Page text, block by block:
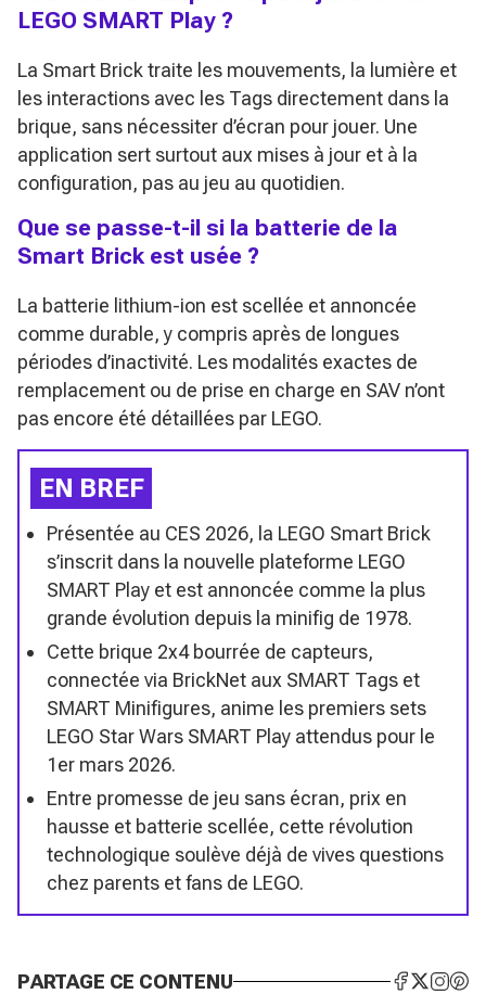
LEGO SMART Play ?
La Smart Brick traite les mouvements, la lumière et
les interactions avec les Tags directement dans la
brique, sans nécessiter d’écran pour jouer. Une
application sert surtout aux mises à jour et à la
configuration, pas au jeu au quotidien.
Que se passe-t-il si la batterie de la
Smart Brick est usée ?
La batterie lithium-ion est scellée et annoncée
comme durable, y compris après de longues
périodes d’inactivité. Les modalités exactes de
remplacement ou de prise en charge en SAV n’ont
pas encore été détaillées par LEGO.
EN BREF
Présentée au CES 2026, la LEGO Smart Brick
s’inscrit dans la nouvelle plateforme LEGO
SMART Play et est annoncée comme la plus
grande évolution depuis la minifig de 1978.
Cette brique 2x4 bourrée de capteurs,
connectée via BrickNet aux SMART Tags et
SMART Minifigures, anime les premiers sets
LEGO Star Wars SMART Play attendus pour le
1er mars 2026.
Entre promesse de jeu sans écran, prix en
hausse et batterie scellée, cette révolution
technologique soulève déjà de vives questions
chez parents et fans de LEGO.
PARTAGE CE CONTENU